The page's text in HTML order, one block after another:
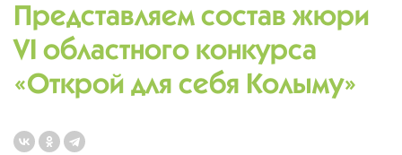
Представляем состав жюри
VI областного конкурса
«Открой для себя Колыму»